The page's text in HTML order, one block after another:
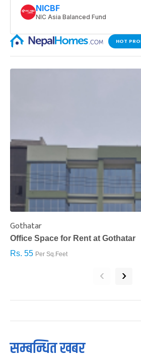
HOT
Gothatar
Office Space for Rent at Gothatar
Rs. 55 Per Sq.Feet
‹ ›
सम्बन्धित खबर